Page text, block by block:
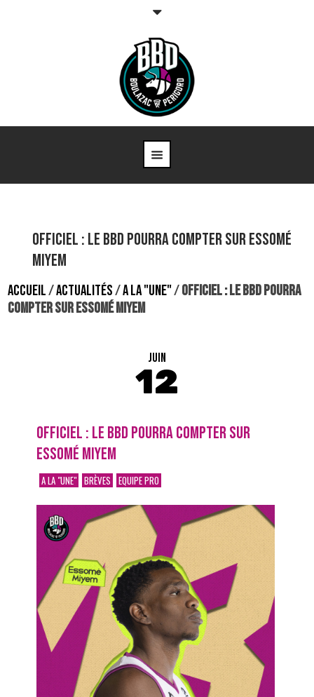
OFFICIEL : Le BBD pourra compter sur Essomé
Miyem
ACCUEIL/ACTUALITÉS/A LA "UNE"/OFFICIEL : LE BBD POURRA
COMPTER SUR ESSOMÉ MIYEM
JUIN
12
OFFICIEL : LE BBD POURRA COMPTER SUR
ESSOMÉ MIYEM
A LA "UNE" BRÈVES EQUIPE PRO